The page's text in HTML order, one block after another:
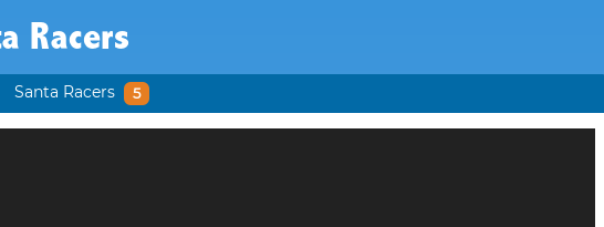
Racers
Santa Racers 5